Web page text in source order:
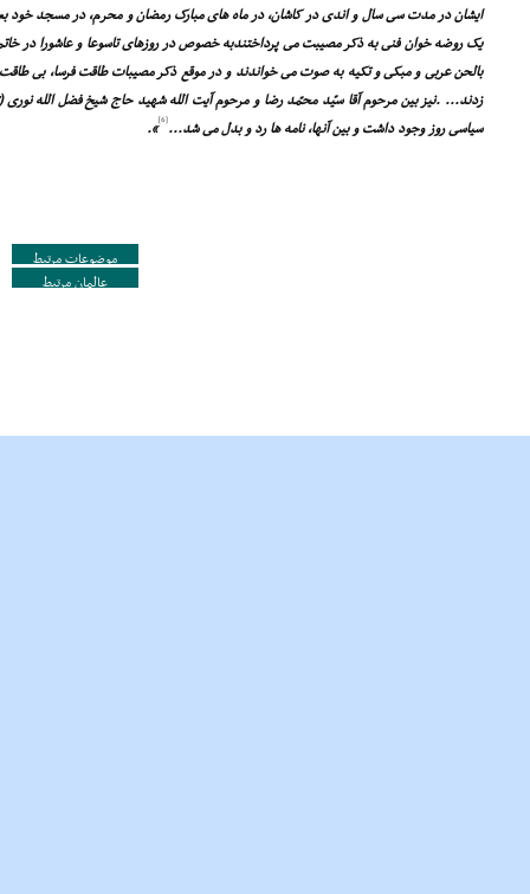
ایشان در مدت سى سال و اندى در کاشان، در ماه هاى مبارک رمضان و محرم، در مسجد خود
یک روضه خوان فنى به ذکر مصیبت مى پرداختندبه خصوص در روزهاى تاسوعا و عاشورا در
بالحن عربى و مبکى و تکیه به صوت مى خواندند و در موقع ذکر مصیبات طاقت فرسا، بى
سیاسى روز وجود داشت و بین آنها، نامه ها رد و بدل مى شد...[6]
».
موضوعات مرتبط
عالمان مرتبط